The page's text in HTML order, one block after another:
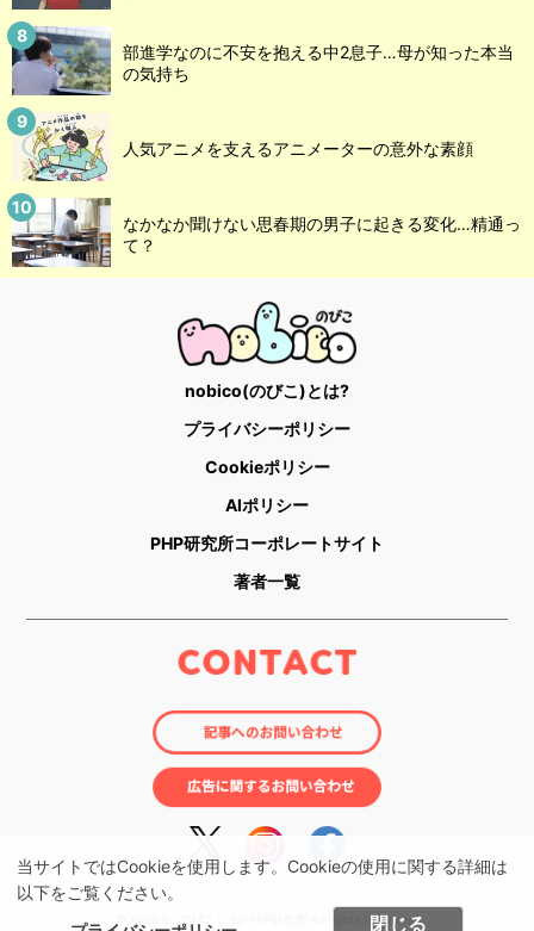
当サイトではCookieを使用します。Cookieの使用に関する詳細は
以下をご覧ください。
閉じる
部進学なのに不安を抱える中2息子…母が知った本当
の気持ち
人気アニメを支えるアニメーターの意外な素顔
なかなか聞けない思春期の男子に起きる変化…精通っ
て？
nobico(のびこ)とは?
プライバシーポリシー
Cookieポリシー
AIポリシー
PHP研究所コーポレートサイト
著者一覧
© nobico（のびこ） by PHP研究所 All rights reserved.